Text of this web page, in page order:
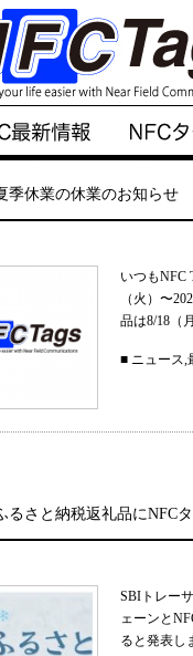
季休業の休業のお知らせ
いつも
（火）〜
品は8/18（
■ ニュース,
るさと納税返礼品にNFC
SBIトレー
ェーンと
ると発表し